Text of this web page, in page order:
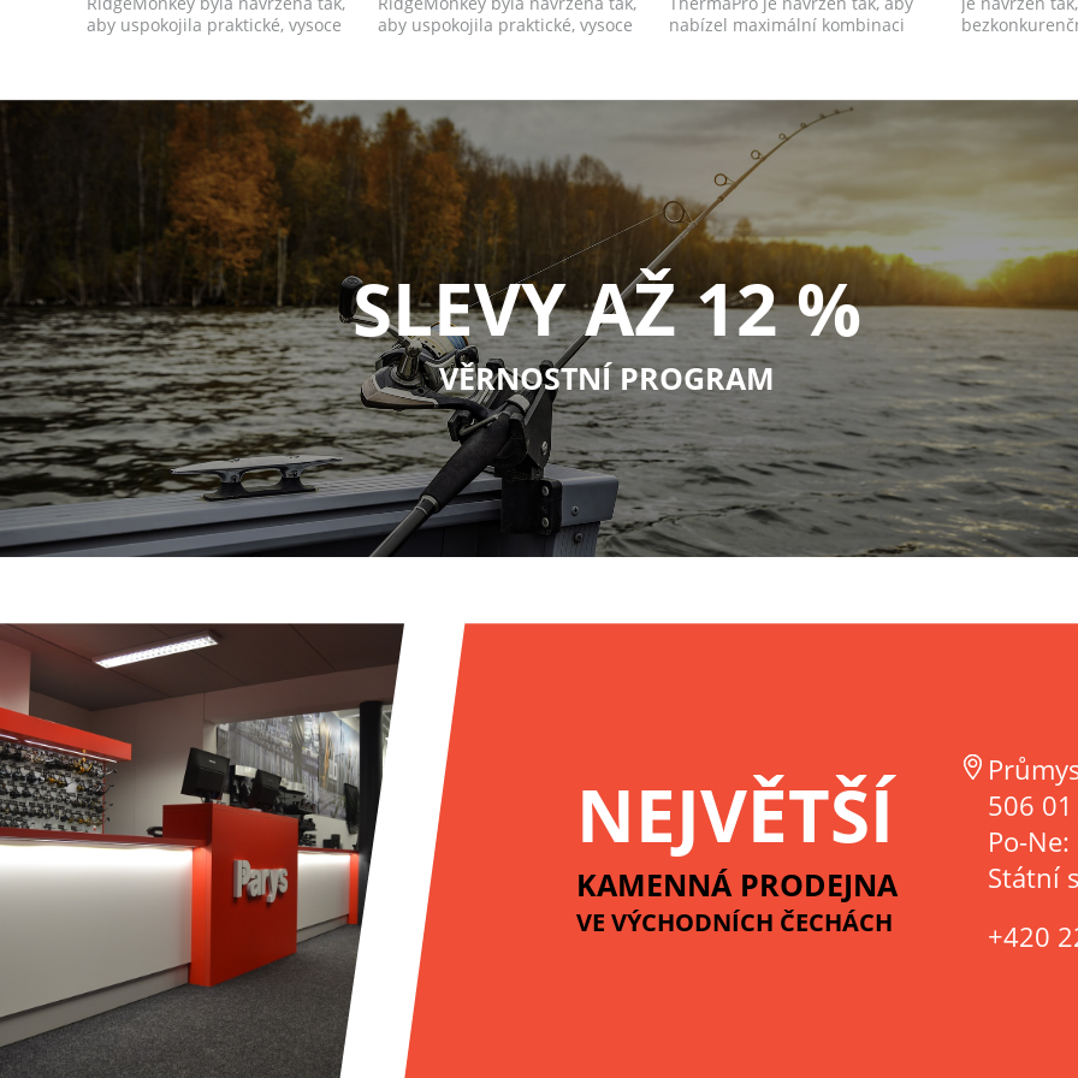
aby uspokojila praktické, vysoce
aby uspokojila praktické, vysoce
nabízel maximální kombinaci
SLEVY AŽ 12 %
VĚRNOSTNÍ PROGRAM
NEJVĚTŠÍ
KAMENNÁ PRODEJNA
VE VÝCHODNÍCH ČECHÁCH
506 01
Po-
Státní
+420